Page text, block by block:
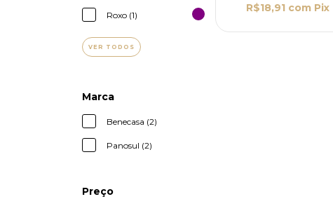
Roxo (1)
VER TODOS
Marca
Benecasa (2)
Panosul (2)
Preço
R$18,91 com Pix